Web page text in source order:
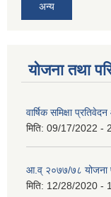
अन्य
योजना तथा
वार्षिक समिक्षा
मिति: 09/17/2022 -
आ.व् २०७७/७८ योजना
मिति: 12/28/2020 -